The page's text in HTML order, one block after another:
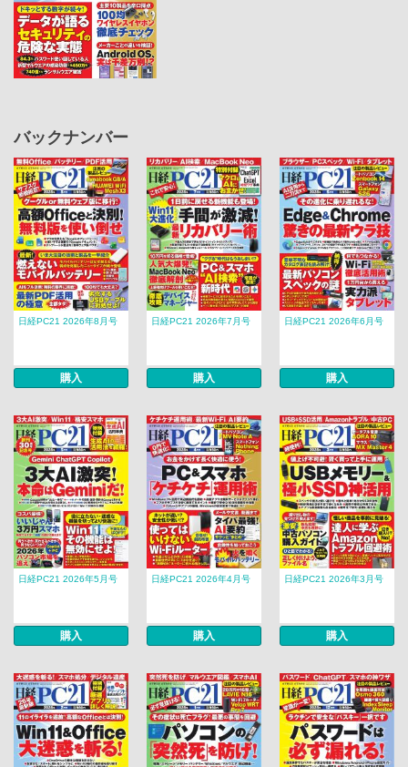
バックナンバー
日経PC21 2026年8月号
購入
日経PC21 2026年7月号
購入
日経PC21 2026年6月号
購入
日経PC21 2026年5月号
購入
日経PC21 2026年4月号
購入
日経PC21 2026年3月号
購入